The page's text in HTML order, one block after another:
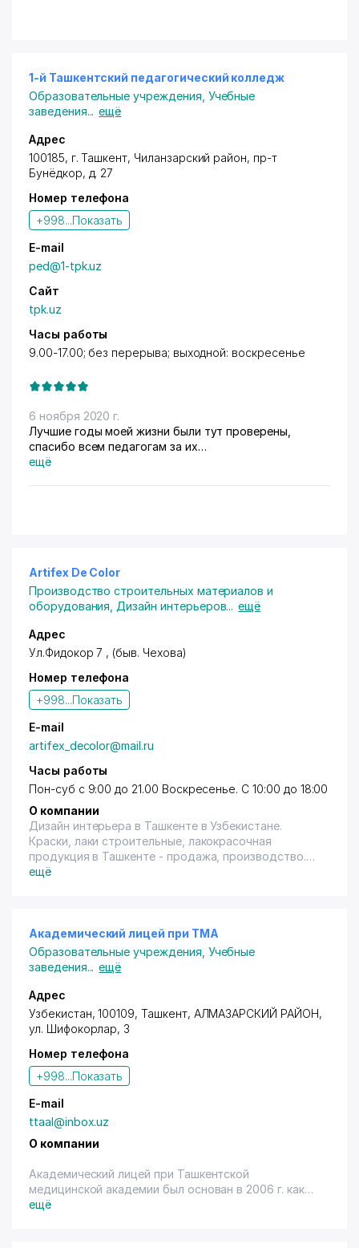
1-й Ташкентский педагогический колледж
Образовательные учреждения Учебные
заведения... ещё
Адрес
100185, г. Ташкент, Чиланзарский район, пр-т
Бунёдкор, д. 27
Номер телефона
+998...Показать
E-mail
ped@1-tpk.uz
Сайт
tpk.uz
Часы работы
9.00-17.00; без перерыва; выходной: воскресенье
6 ноября 2020 г.
Лучшие годы моей жизни были тут проверены,
спасибо всем педагогам за их
труд????????????????????
ещё
Artifex De Color
Производство строительных материалов и
оборудования Дизайн интерьеров... ещё
Адрес
Ул.Фидокор 7 , (быв. Чехова)
Номер телефона
+998...Показать
E-mail
artifex_decolor@mail.ru
Часы работы
Пон-суб с 9:00 до 21.00 Воскресенье. С 10:00 до 18:00
О компании
Дизайн интерьера в Ташкенте в Узбекистане.
Краски, лаки строительные, лакокрасочная
продукция в Ташкенте - продажа, производство.
Краски, лаки строительные, лакокрасочная
ещё
Академический лицей при ТМА
Образовательные учреждения Учебные
заведения... ещё
Адрес
Узбекистан, 100109, Ташкент, АЛМАЗАРСКИЙ РАЙОН,
ул. Шифокорлар, 3
Номер телефона
+998...Показать
E-mail
ttaal@inbox.uz
О компании
Академический лицей при Ташкентской
медицинской академии был основан в 2006 г. как
учебное заведение естественно-научного
ещё